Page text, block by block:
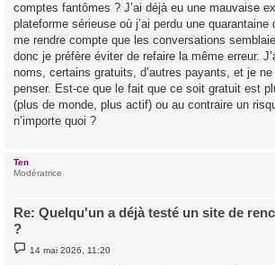
comptes fantômes ? J’ai déjà eu une mauvaise
plateforme sérieuse où j’ai perdu une quarantaine
me rendre compte que les conversations
donc je préfère éviter de refaire la même erreur.
noms, certains gratuits, d’autres payants, et je
penser. Est-ce que le fait que ce soit gratuit est
(plus de monde, plus actif) ou au contraire un
n’importe quoi ?
Ten
Modératrice
Re: Quelqu'un a déjà testé un site de
?
M
e
14 mai 2026, 11:20